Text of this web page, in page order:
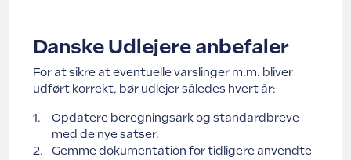
Danske Udlejere anbefaler
For at sikre at eventuelle varslinger m.m. bliver
udført korrekt, bør udlejer således hvert år:
Opdatere beregningsark og standardbreve
med de nye satser.
Gemme dokumentation for tidligere anvendte